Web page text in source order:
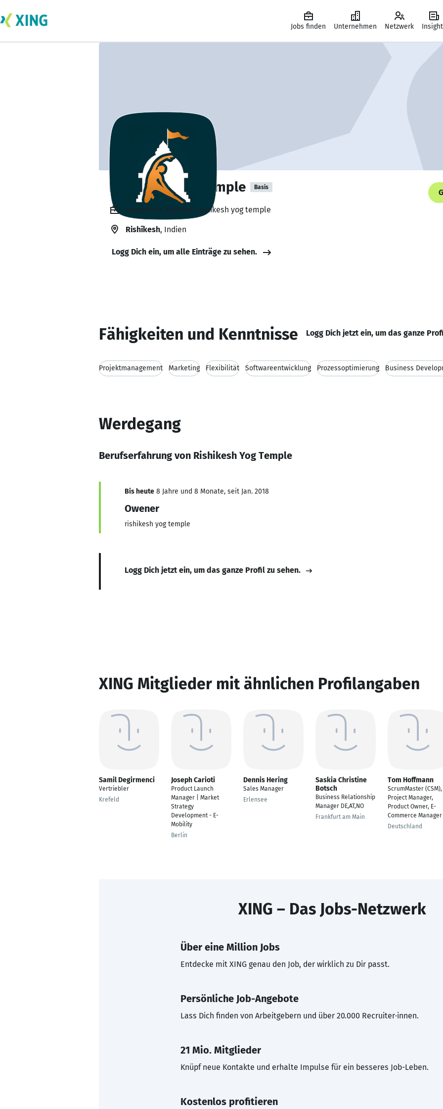
Jobs finden Unternehmen Netzwerk
Rishikesh Yog Temple Basis
Angestellt, Owener, rishikesh yog temple
Rishīkesh, Indien
Logg Dich ein, um alle Einträge zu sehen.
Fähigkeiten und Kenntnisse Logg Dich jetzt ein, um das ganze
Projektmanagement Marketing Flexibilität Softwareentwicklung Prozessoptimierung Business
Werdegang
Berufserfahrung von Rishikesh Yog Temple
Bis heute 8 Jahre und 8 Monate, seit Jan. 2018
Owener
rishikesh yog temple
Logg Dich jetzt ein, um das ganze Profil zu sehen.
XING Mitglieder mit ähnlichen Profilangaben
Samil Degirmenci
Vertriebler
Krefeld
Joseph Carioti
Product Launch
Manager | Market
Strategy
Development - E-
Mobility
Berlin
Dennis Hering
Sales Manager
Erlensee
Saskia Christine
Botsch
Business Relationship
Manager DE,AT,NO
Frankfurt am Main
Tom Hoffmann
ScrumMaster (CSM),
Project Manager,
Product Owner, E-
Commerce Manager
Deutschland
XING – Das Jobs-Netzwerk
Über eine Million Jobs
Entdecke mit XING genau den Job, der wirklich zu Dir passt.
Persönliche Job-Angebote
Lass Dich finden von Arbeitgebern und über 20.000 Recruiter·innen.
21 Mio. Mitglieder
Knüpf neue Kontakte und erhalte Impulse für ein besseres Job-Leben.
Kostenlos profitieren